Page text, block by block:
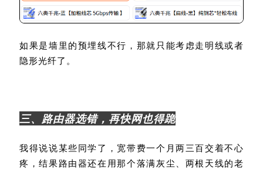
如果是墙里的预埋线不行，那就只能考虑走明线或者
隐形光纤了。
三、路由器选错，再快网也得跪
我得说说某些同学了，宽带费一个月两三百交着不心
疼，结果路由器还在用那个落满灰尘、两根天线的老